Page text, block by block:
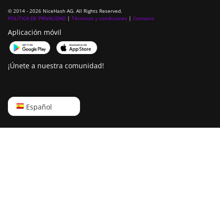
© 2014 - 2026 NiceHash AG. All Rights Reserved.
POLÍTICA DE PRIVACIDAD | Términos y condiciones | Contacto
Aplicación móvil
¡Únete a nuestra comunidad!
Español
English